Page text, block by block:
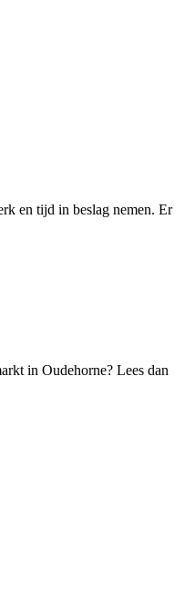
en tijd in beslag nemen. Er
in Oudehorne? Lees dan